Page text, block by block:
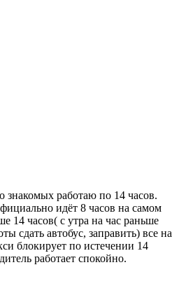
работаю по 14 часов.
идёт 8 часов на самом
14 часов( с утра на час раньше
сдать автобус, заправить) все на
блокирует по истечении 14
работает спокойно.